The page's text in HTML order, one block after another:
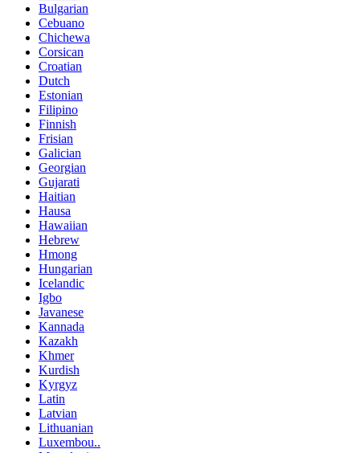
Bulgarian
Cebuano
Chichewa
Corsican
Croatian
Dutch
Estonian
Filipino
Finnish
Frisian
Galician
Georgian
Gujarati
Haitian
Hausa
Hawaiian
Hebrew
Hmong
Hungarian
Icelandic
Igbo
Javanese
Kannada
Kazakh
Khmer
Kurdish
Kyrgyz
Latin
Latvian
Lithuanian
Luxembou..